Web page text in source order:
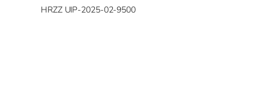
HRZZ UIP-2025-02-9500